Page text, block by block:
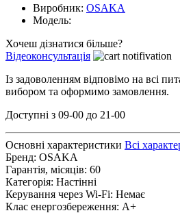
Виробник: OSAKA
Модель:
Хочеш дізнатися більше?
Відеоконсультація
Із задоволенням відповімо на всі
вибором та оформимо замовлення.
Доступні з 09-00 до 21-00
Основні характеристики Всі
Бренд: OSAKA
Гарантія, місяців: 60
Категорія: Настінні
Керування через Wi-Fi: Немає
Клас енергозбереження: A+